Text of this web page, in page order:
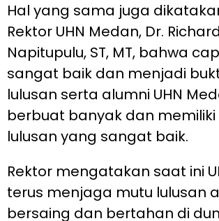
Hal yang sama juga
Rektor UHN Medan, Dr.
Napitupulu, ST, MT, bahwa
sangat baik dan menjadi
lulusan serta alumni UHN
berbuat banyak dan memiliki
lulusan yang sangat baik.
Rektor mengatakan saat ini
terus menjaga mutu lulusan
bersaing dan bertahan di